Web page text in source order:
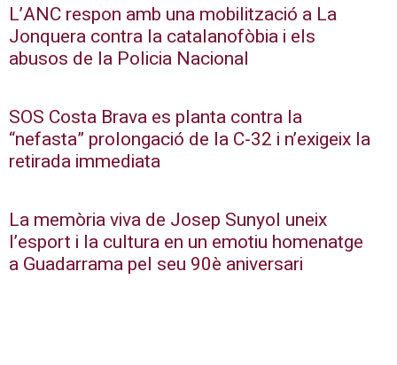
L’ANC respon amb una mobilització a La
Jonquera contra la catalanofòbia i els
abusos de la Policia Nacional
SOS Costa Brava es planta contra la
“nefasta” prolongació de la C-32 i n’exigeix la
retirada immediata
La memòria viva de Josep Sunyol uneix
l’esport i la cultura en un emotiu homenatge
a Guadarrama pel seu 90è aniversari